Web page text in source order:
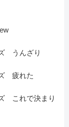
うんざり
疲れた
これで決まり